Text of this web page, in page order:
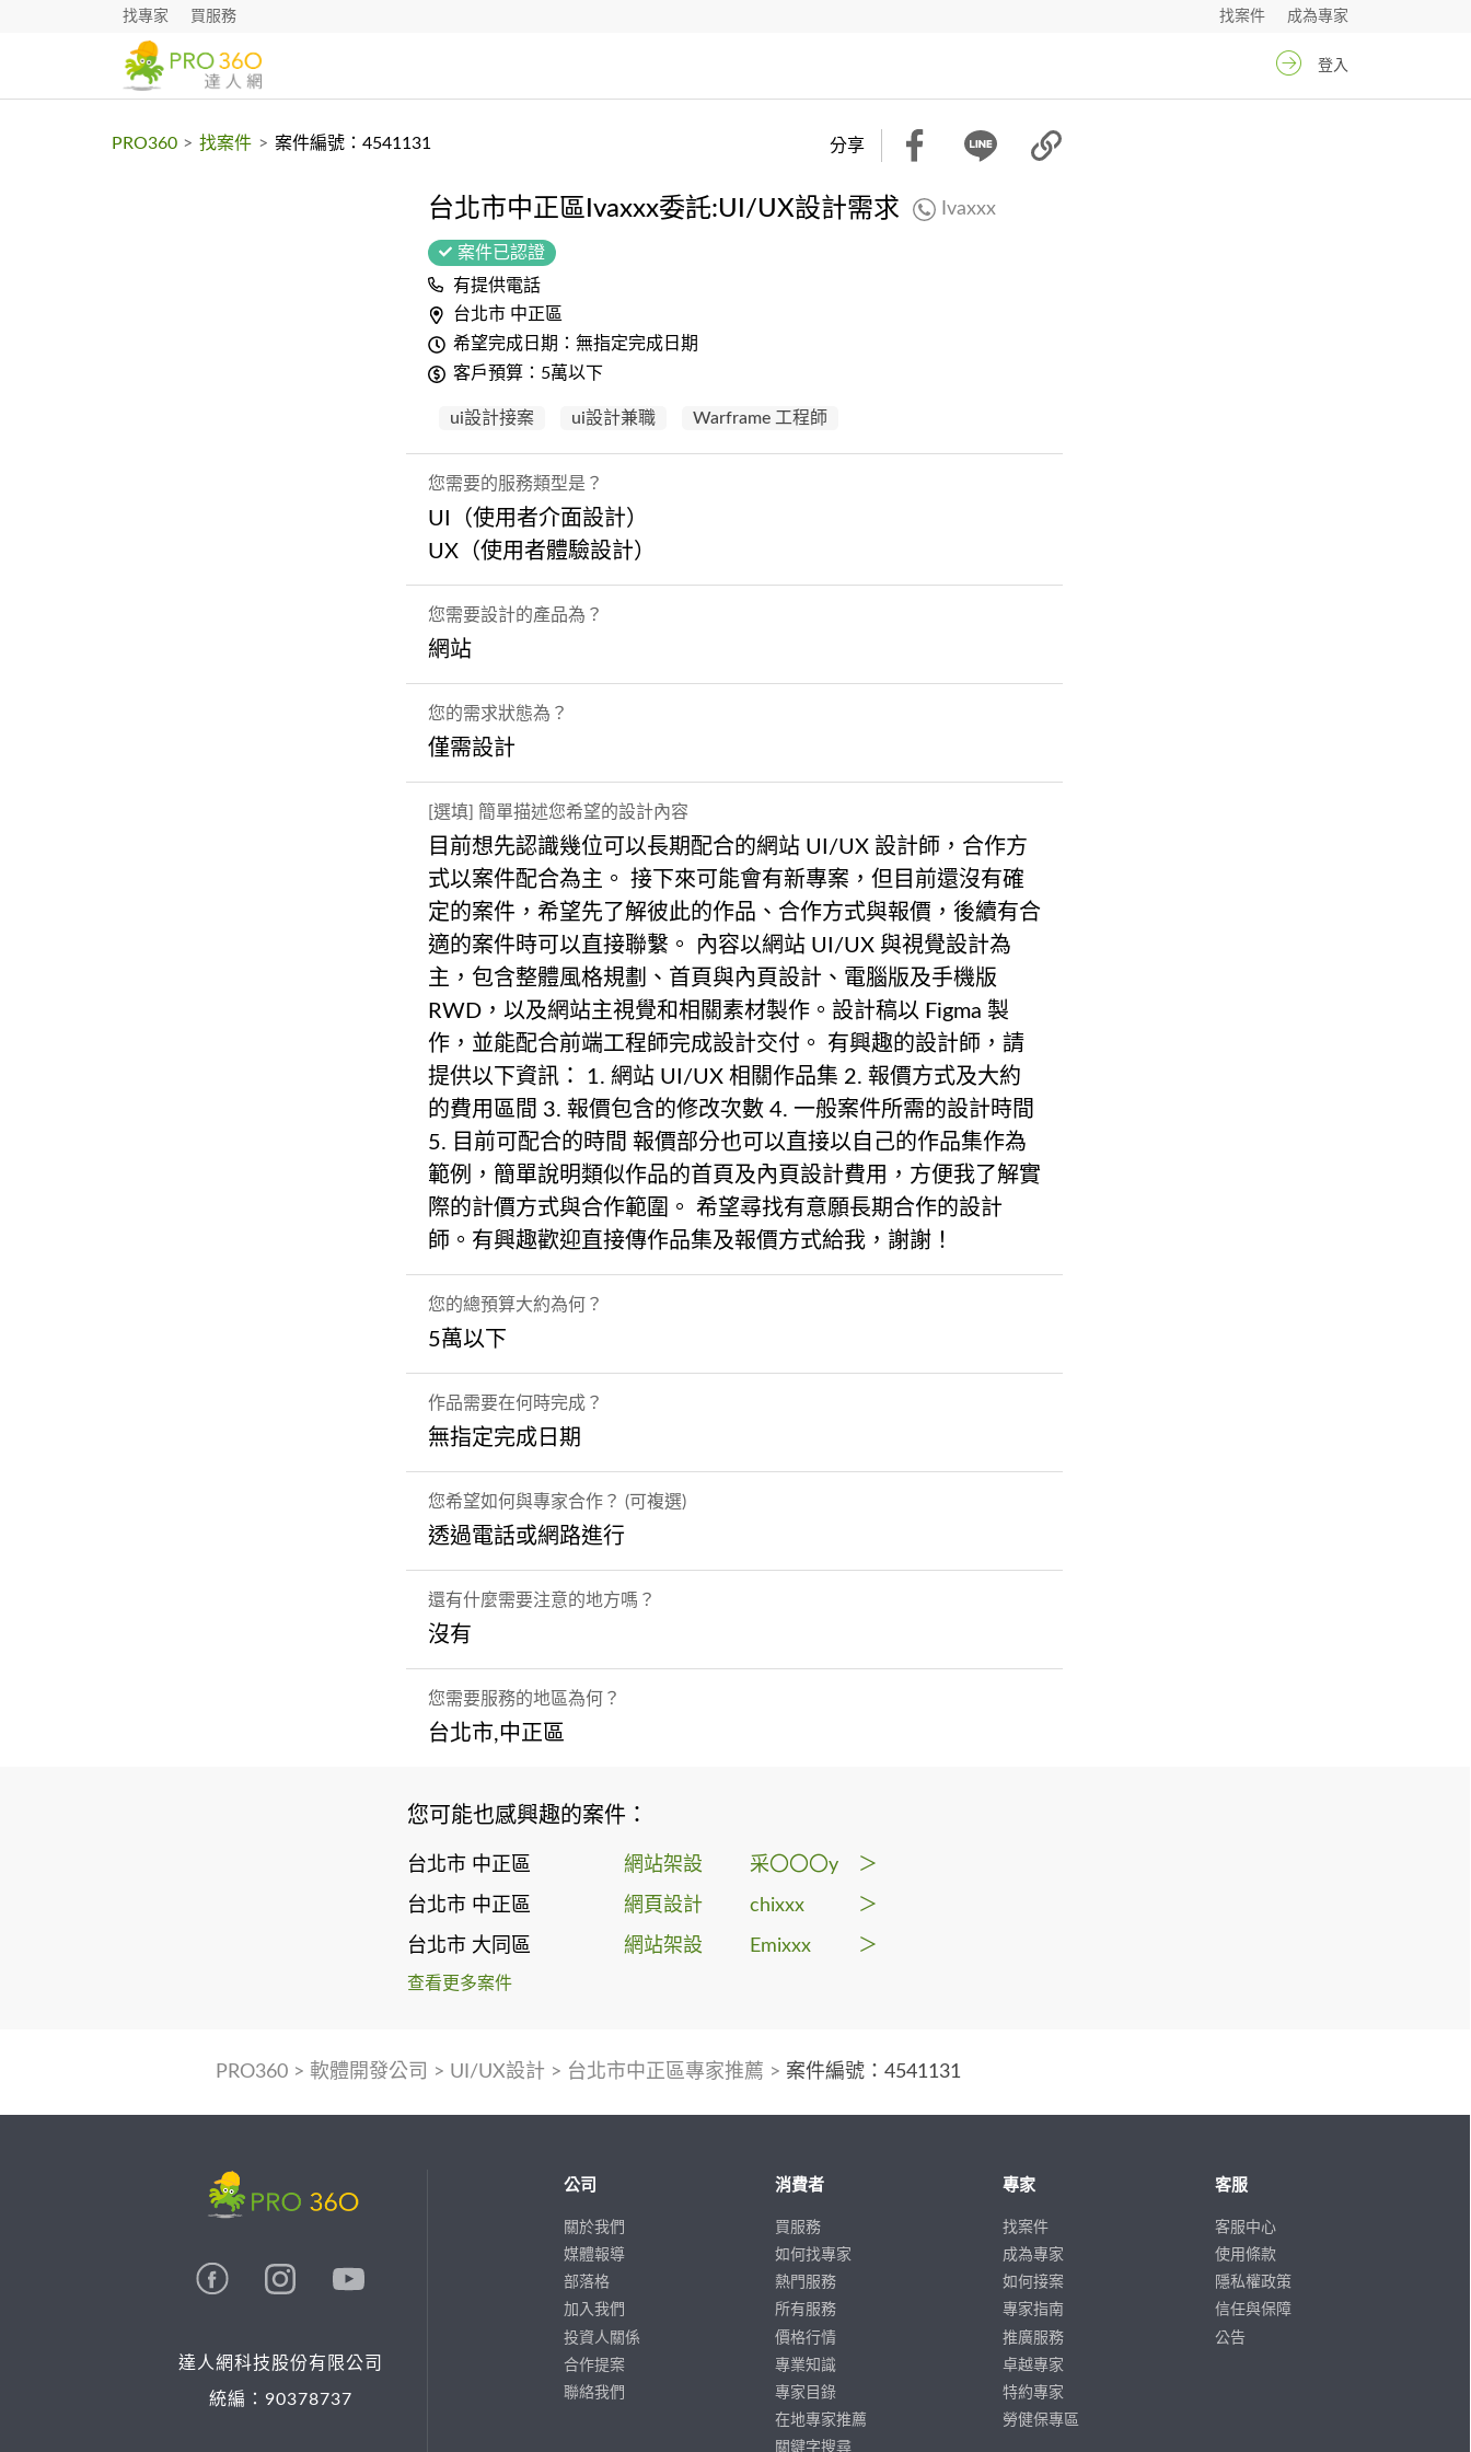
找專家 買服務 成為專家
找案件
登入
PRO360 > 找案件 > 案件編號：4541131 分享
台北市中正區Ivaxxx委託:UI/UX設計需求 Ivaxxx
案件已認證
有提供電話
台北市 中正區
希望完成日期：無指定完成日期
客戶預算：5萬以下
ui設計接案 ui設計兼職 Warframe 工程師
您需要的服務類型是？
UI（使用者介面設計）
UX（使用者體驗設計）
您需要設計的產品為？
網站
您的需求狀態為？
僅需設計
[選填] 簡單描述您希望的設計內容
目前想先認識幾位可以長期配合的網站 UI/UX 設計師，合作方
式以案件配合為主。 接下來可能會有新專案，但目前還沒有確
定的案件，希望先了解彼此的作品、合作方式與報價，後續有合
適的案件時可以直接聯繫。 內容以網站 UI/UX 與視覺設計為
主，包含整體風格規劃、首頁與內頁設計、電腦版及手機版
RWD，以及網站主視覺和相關素材製作。設計稿以 Figma 製
作，並能配合前端工程師完成設計交付。 有興趣的設計師，請
提供以下資訊： 1. 網站 UI/UX 相關作品集 2. 報價方式及大約
的費用區間 3. 報價包含的修改次數 4. 一般案件所需的設計時間
5. 目前可配合的時間 報價部分也可以直接以自己的作品集作為
範例，簡單說明類似作品的首頁及內頁設計費用，方便我了解實
際的計價方式與合作範圍。 希望尋找有意願長期合作的設計
師。有興趣歡迎直接傳作品集及報價方式給我，謝謝！
您的總預算大約為何？
5萬以下
作品需要在何時完成？
無指定完成日期
您希望如何與專家合作？ (可複選)
透過電話或網路進行
還有什麼需要注意的地方嗎？
沒有
您需要服務的地區為何？
台北市,中正區
您可能也感興趣的案件：
台北市 中正區 網站架設 采〇〇〇y ＞
台北市 中正區 網頁設計 chixxx ＞
台北市 大同區 網站架設 Emixxx ＞
查看更多案件
PRO360> 軟體開發公司 > UI/UX設計 > 台北市中正區專家推薦 > 案件編號：4541131
達人網科技股份有限公司
統編：90378737
公司
關於我們
媒體報導
部落格
加入我們
投資人關係
合作提案
聯絡我們
消費者
買服務
如何找專家
熱門服務
所有服務
價格行情
專業知識
專家目錄
在地專家推薦
關鍵字搜尋
專家
找案件
成為專家
如何接案
專家指南
推廣服務
卓越專家
特約專家
勞健保專區
客服
客服中心
使用條款
隱私權政策
信任與保障
公告